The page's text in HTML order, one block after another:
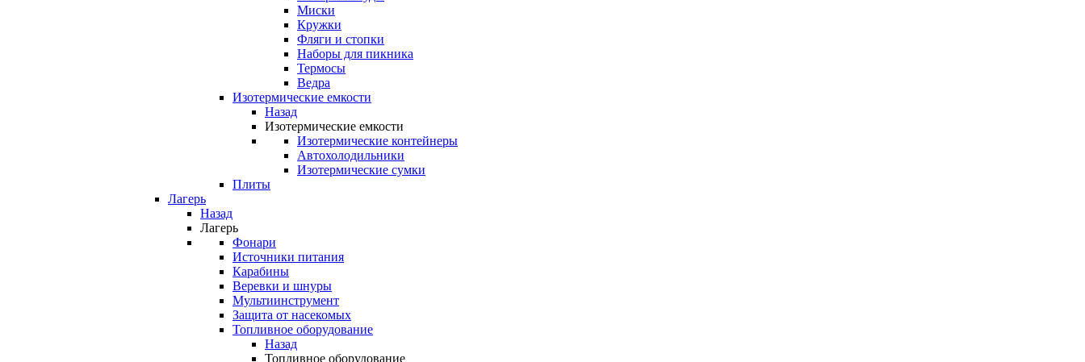
Миски
Кружки
Фляги и стопки
Наборы для пикника
Термосы
Ведра
Изотермические емкости
Назад
Изотермические емкости
Изотермические контейнеры
Автохолодильники
Изотермические сумки
Плиты
Лагерь
Назад
Лагерь
Фонари
Источники питания
Карабины
Веревки и шнуры
Мультиинструмент
Защита от насекомых
Топливное оборудование
Назад
Топливное оборудование